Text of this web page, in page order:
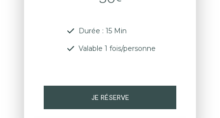
Durée : 15 Min
Valable 1 fois/personne
JE RÉSERVE